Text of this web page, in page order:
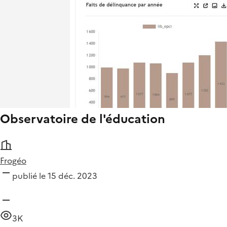
Observatoire de l'éducation
Frogéo
publié le 15 déc. 2023
3K